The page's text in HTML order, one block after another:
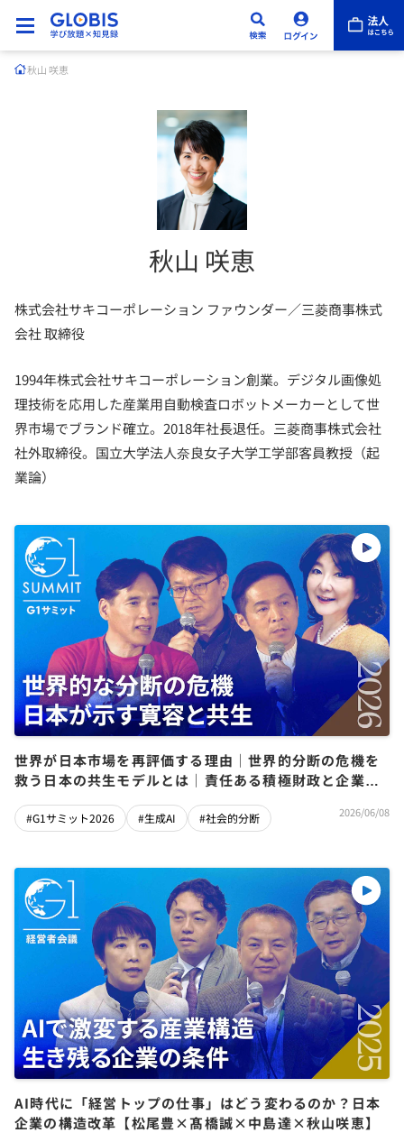
秋山 咲恵
秋山 咲恵
株式会社サキコーポレーション ファウンダー／三菱商事株式
会社 取締役
1994年株式会社サキコーポレーション創業。デジタル画像処
理技術を応用した産業用自動検査ロボットメーカーとして世
界市場でブランド確立。2018年社長退任。三菱商事株式会社
社外取締役。国立大学法人奈良女子大学工学部客員教授（起
業論）
世界が日本市場を再評価する理由｜世界的分断の危機を
救う日本の共生モデルとは｜責任ある積極財政と企業変
革の真の条件【片山さつき×筒井清輝×山口明夫×堀義
人】
#G1サミット2026 #生成AI #社会的分断 2026/06/08
AI時代に「経営トップの仕事」はどう変わるのか？日本
企業の構造改革【松尾豊×髙橋誠×中島達×秋山咲恵】